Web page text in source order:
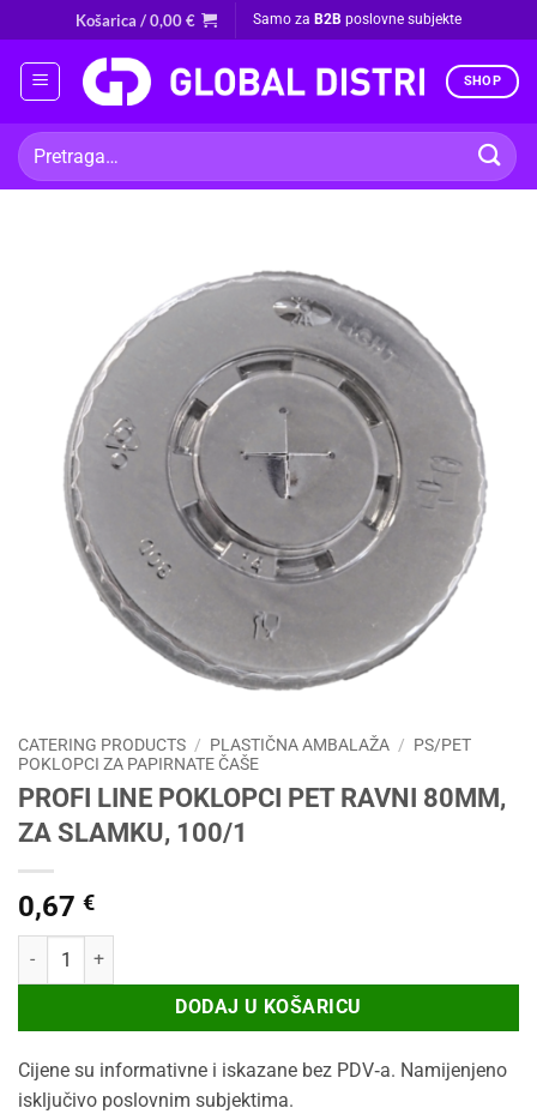
to
content
Košarica /0,00€ Samo za B2B poslovne subjekte
SHOP
Pretraži:
CATERING PRODUCTS / PLASTIČNA AMBALAŽA / PS/PET
POKLOPCI ZA PAPIRNATE ČAŠE
PROFI LINE POKLOPCI PET RAVNI 80MM,
ZA SLAMKU, 100/1
0,67 €
PROFI LINE POKLOPCI PET RAVNI 80MM, ZA SLAMKU, 100/1
DODAJ U KOŠARICU
Cijene su informativne i iskazane bez PDV‑a. Namijenjeno
isključivo poslovnim subjektima.